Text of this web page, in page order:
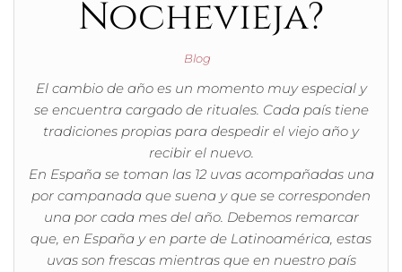
Nochevieja?
Blog
El cambio de año es un momento muy especial y
se encuentra cargado de rituales. Cada país tiene
tradiciones propias para despedir el viejo año y
recibir el nuevo.
En España se toman las 12 uvas acompañadas una
por campanada que suena y que se corresponden
una por cada mes del año. Debemos remarcar
que, en España y en parte de Latinoamérica, estas
uvas son frescas mientras que en nuestro país